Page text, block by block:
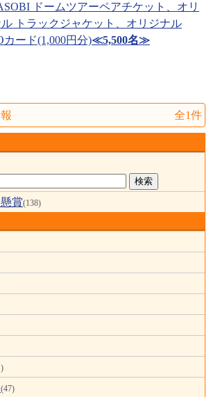
ドームツアーペアチケット、オリ
ル トラックジャケット、オリジナル
カード(1,000円分)≪5,500名≫
全1件
賞(138)
(47)